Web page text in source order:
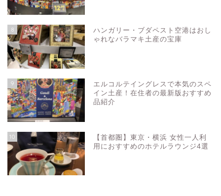
8
ハンガリー・ブダペスト空港はおし
ゃれなバラマキ土産の宝庫
9
エルコルテイングレスで本気のスペ
イン土産！在住者の最新版おすすめ
品紹介
10
【首都圏】東京・横浜 女性一人利
用におすすめのホテルラウンジ4選
プライバシーポリシー